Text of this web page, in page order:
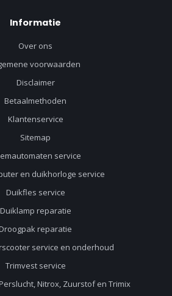
Informatie
Over ons
voorwaarden
Disclaimer
Betaalmethoden
Klantenservice
Sitemap
service
en duikhorloge service
Duikfles service
Duiklamp reparatie
reparatie
service en onderhoud
Trimvest service
Nitrox, Zuurstof en Trimix